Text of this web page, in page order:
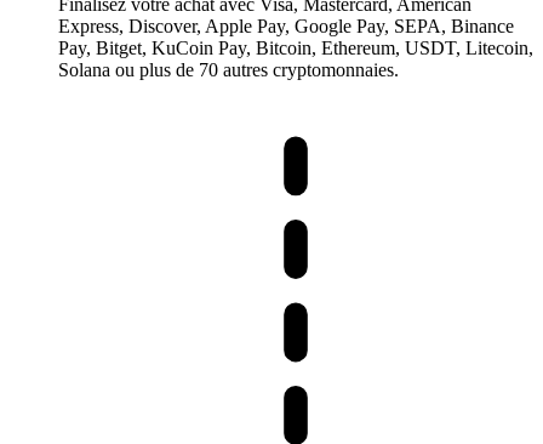
Express, Discover, Apple Pay, Google Pay, SEPA, Binance
Pay, Bitget, KuCoin Pay, Bitcoin, Ethereum, USDT, Litecoin,
Solana ou plus de 70 autres cryptomonnaies.